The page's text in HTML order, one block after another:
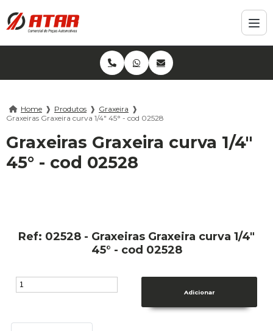
Home ❱ Produtos ❱ Graxeira ❱
Graxeiras Graxeira curva 1/4" 45° - cod 02528
Graxeiras Graxeira curva 1/4"
45° - cod 02528
Ref: 02528 - Graxeiras Graxeira curva 1/4"
45° - cod 02528